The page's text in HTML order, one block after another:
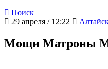
Поиск
29 апреля / 12:22
Мощи Матроны